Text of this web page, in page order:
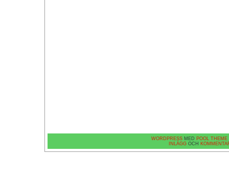
WORDPRESS MED POOL THEME
INLÄGGOCH